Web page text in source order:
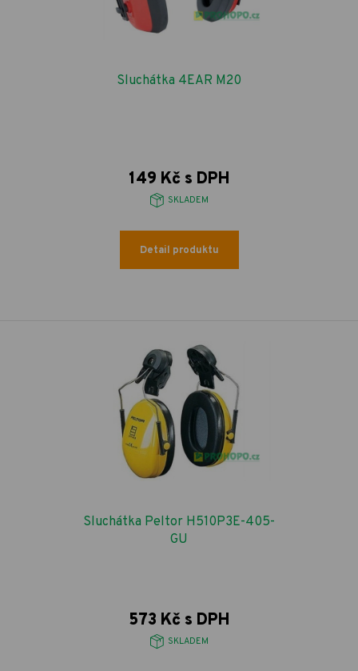
Sluchátka 4EAR M20
149 Kč s DPH
SKLADEM
Detail produktu
Sluchátka Peltor H510P3E-405-
GU
573 Kč s DPH
SKLADEM